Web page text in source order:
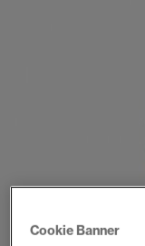
Cookie Banner